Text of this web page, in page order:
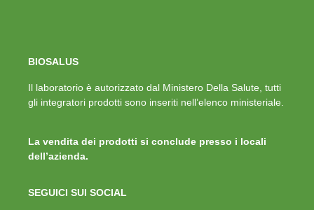
BIOSALUS
Il laboratorio è autorizzato dal Ministero Della Salute, tutti
gli integratori prodotti sono inseriti nell’elenco ministeriale.
La vendita dei prodotti si conclude presso i locali
dell’azienda.
SEGUICI SUI SOCIAL